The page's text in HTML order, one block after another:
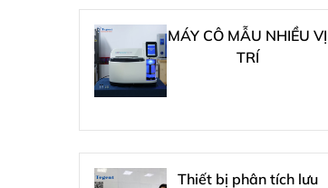
MÁY CÔ MẪU NHIỀU VỊ
TRÍ
Thiết bị phân tích lưu